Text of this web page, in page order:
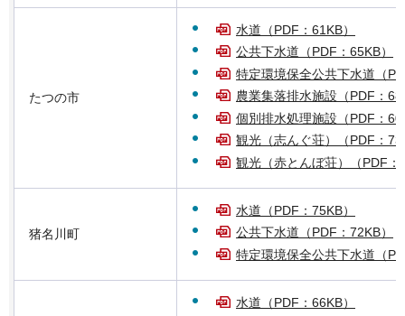
たつの市
水道（PDF：61KB）
公共下水道（PDF：65KB）
特定環境保全公共下水道（
農業集落排水施設（PDF：
個別排水処理施設（PDF：
観光（志んぐ荘）（PDF：
観光（赤とんぼ荘）（PDF：
猪名川町
水道（PDF：75KB）
公共下水道（PDF：72KB）
特定環境保全公共下水道（
水道（PDF：66KB）